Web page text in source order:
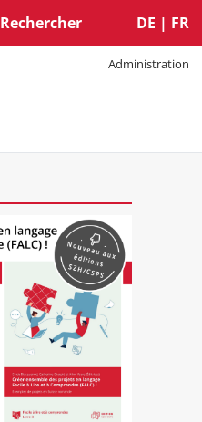
Administration
DE | FR
Rechercher